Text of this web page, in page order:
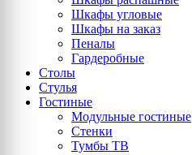
Шкафы угловые
Шкафы на заказ
Пеналы
Гардеробные
Столы
Стулья
Гостиные
Модульные гостиные
Стенки
Тумбы ТВ